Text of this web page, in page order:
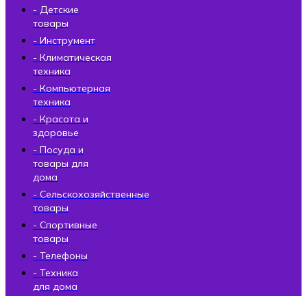
- Детские
товары
- Инструмент
- Климатическая
техника
- Компьютерная
техника
- Красота и
здоровье
- Посуда и
товары для
дома
- Сельскохозяйственные
товары
- Спортивные
товары
- Телефоны
- Техника
для дома